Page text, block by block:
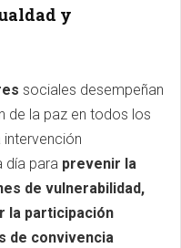
y
sociales desempeñan
de la paz en todos los
día para prevenir la
de vulnerabilidad,
la participación
de convivencia